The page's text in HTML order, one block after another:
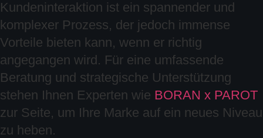
Kundeninteraktion ist ein spannender und
komplexer Prozess, der jedoch immense
Vorteile bieten kann, wenn er richtig
angegangen wird. Für eine umfassende
Beratung und strategische Unterstützung
stehen Ihnen Experten wie BORAN x PAROT
zur Seite, um Ihre Marke auf ein neues Niveau
zu heben.